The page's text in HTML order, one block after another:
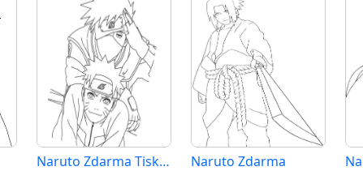
Naruto Zdarma Tisknutelný Naruto Zdarma